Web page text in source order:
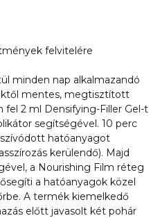
felvitelére
minden nap alkalmazandó
mentes, megtisztított
2 ml Densifying-Filler Gel-t
segítségével. 10 perc
hatóanyagot
kerülendő). Majd
a Nourishing Film réteg
a hatóanyagok közel
A termék kiemelkedő
előtt javasolt két pohár